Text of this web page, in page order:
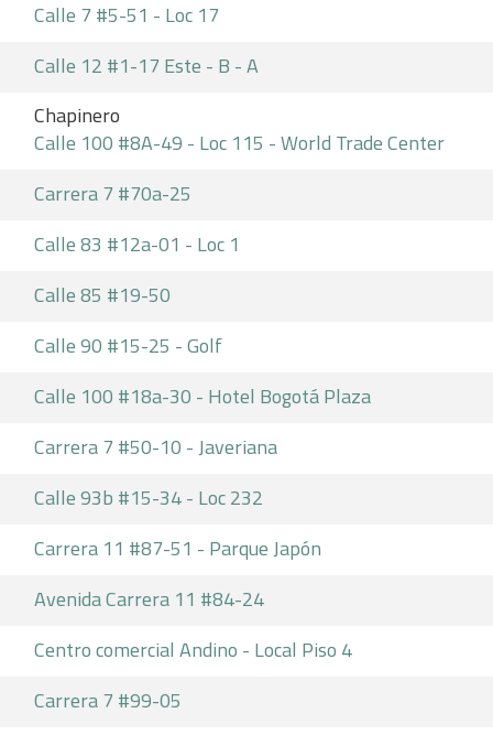
Calle 7 #5-51 - Loc 17
Calle 12 #1-17 Este - B - A
Chapinero
Calle 100 #8A-49 - Loc 115 - World Trade Center
Carrera 7 #70a-25
Calle 83 #12a-01 - Loc 1
Calle 85 #19-50
Calle 90 #15-25 - Golf
Calle 100 #18a-30 - Hotel Bogotá Plaza
Carrera 7 #50-10 - Javeriana
Calle 93b #15-34 - Loc 232
Carrera 11 #87-51 - Parque Japón
Avenida Carrera 11 #84-24
Centro comercial Andino - Local Piso 4
Carrera 7 #99-05